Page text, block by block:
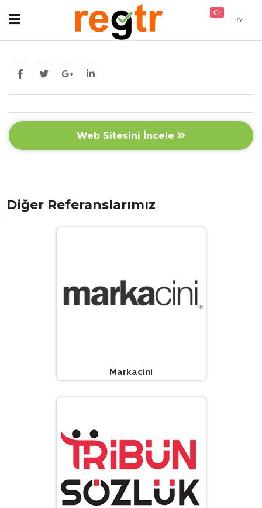
TRY
Web Sitesini İncele
Diğer Referanslarımız
Markacini